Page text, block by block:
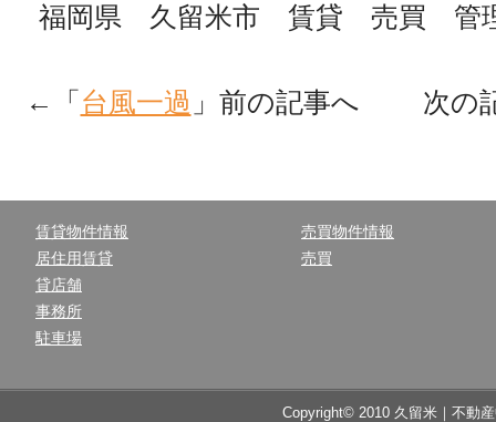
福岡県 久留米市 賃貸 売買 管
←「 台風一過 」前の記事へ 次の
賃貸物件情報
居住用賃貸
貸店舗
事務所
駐車場
売買物件情報
売買
Copyright© 2010 久留米｜不動